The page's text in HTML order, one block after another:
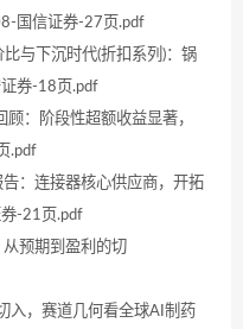
国信证券-27页.pdf
与下沉时代(折扣系列)：锅
券-18页.pdf
：阶段性超额收益显著，
.pdf
：连接器核心供应商，开拓
-21页.pdf
预期到盈利的切
入，赛道几何看全球AI制药